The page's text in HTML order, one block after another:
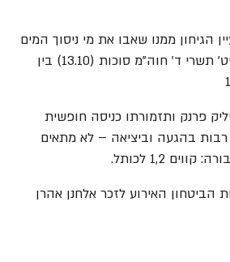
הגיחון ממנו שאבו את מי ניסוך המים
יום שני יט' תשרי ד' חוה"מ סוכות (13.10) בין
פרנק ותזמורתו כניסה חופשית
בהגעה וביציאה – לא מתאים
קווים 1,2 לכותל.
הביטחון האירוע לזכר אלחנן אהרן